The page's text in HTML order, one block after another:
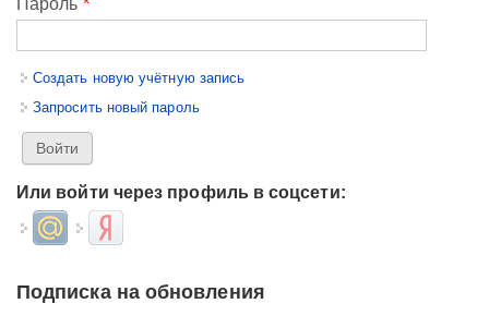
Создать новую учётную запись
Запросить новый пароль
Или войти через профиль в соцсети:
Login with Mail.ruLogin with Яндекс
Подписка на обновления